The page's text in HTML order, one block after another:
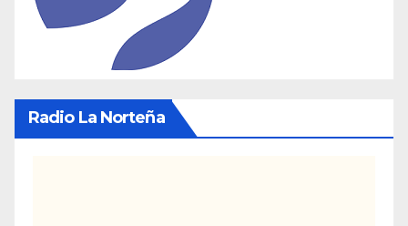
Radio La Norteña